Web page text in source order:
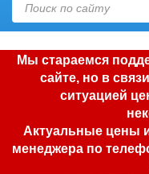
Мы стараемся
сайте, но в
ситуацией
Актуальные цены
менеджера по